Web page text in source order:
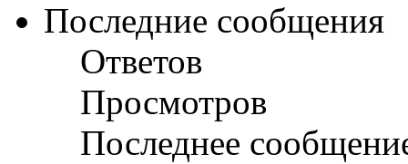
Последние сообщения
Ответов
Просмотров
Последнее